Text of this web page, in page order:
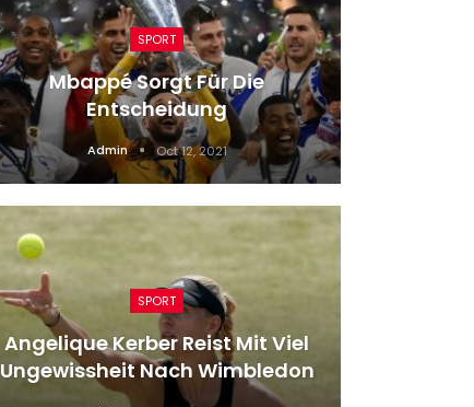
SPORT
Mbappé Sorgt Für Die
Entscheidung
Admin Oct 12, 2021
SPORT
Angelique Kerber Reist Mit Viel
Ungewissheit Nach Wimbledon